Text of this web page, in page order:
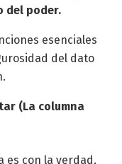
del poder.
esenciales
del dato
(La columna
es con la verdad.